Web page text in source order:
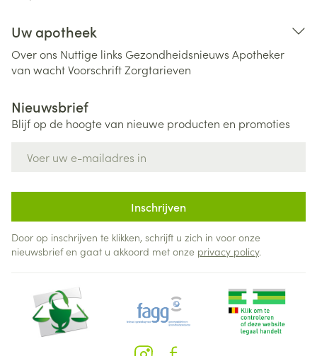
Uw apotheek
Over ons Nuttige links Gezondheidsnieuws Apotheker
van wachtVoorschriftZorgtarieven
Nieuwsbrief
Blijf op de hoogte van nieuwe producten en promoties
Inschrijven
Door op inschrijven te klikken, schrijft u zich in voor onze
nieuwsbrief en gaat u akkoord met onze privacy policy.